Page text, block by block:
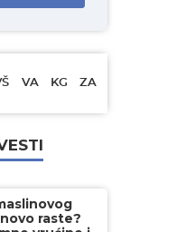
VA KG ZA
raste?